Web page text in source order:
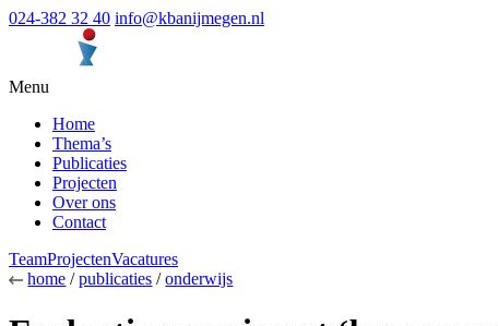
024-382 32 40 info@kbanijmegen.nl
Menu
Home
Thema’s
Publicaties
Projecten
Over ons
Contact
TeamProjectenVacatures
home /publicaties /onderwijs